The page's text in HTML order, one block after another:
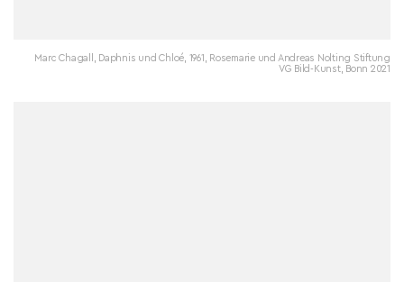
Marc Chagall, Daphnis und Chloé, 1961, Rosemarie und Andreas Nolting Stiftung
VG Bild-Kunst, Bonn 2021